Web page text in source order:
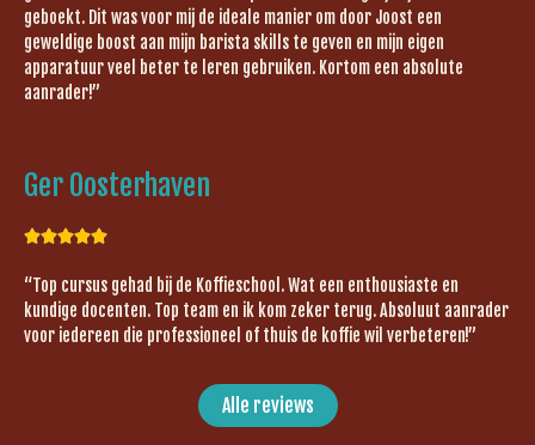
geboekt. Dit was voor mij de ideale manier om door Joost een
geweldige boost aan mijn barista skills te geven en mijn eigen
apparatuur veel beter te leren gebruiken. Kortom een absolute
aanrader!”
Ger Oosterhaven

“Top cursus gehad bij de Koffieschool. Wat een enthousiaste en
kundige docenten. Top team en ik kom zeker terug. Absoluut aanrader
voor iedereen die professioneel of thuis de koffie wil verbeteren!”
Alle reviews